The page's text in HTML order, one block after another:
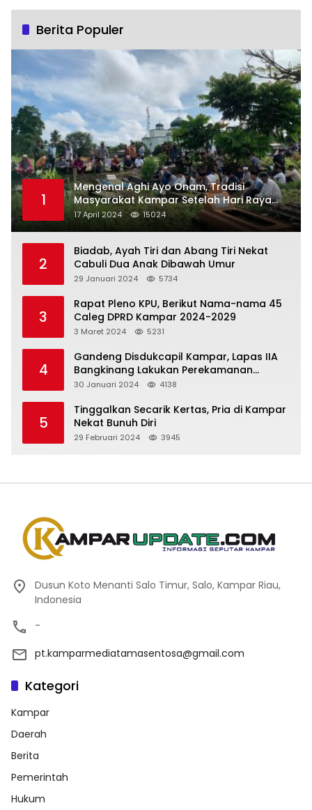
Berita Populer
1
Mengenal Aghi Ayo Onam, Tradisi
Masyarakat Kampar Setelah Hari Raya
Idul Fitri
17 April 2024 15024
2
Biadab, Ayah Tiri dan Abang Tiri Nekat
Cabuli Dua Anak Dibawah Umur
29 Januari 2024 5734
3
Rapat Pleno KPU, Berikut Nama-nama 45
3 Maret 2024 5231
4
Gandeng Disdukcapil Kampar, Lapas IIA
Bangkinang Lakukan Perekamanan
Kependudukan WBP
30 Januari 2024 4138
5
Tinggalkan Secarik Kertas, Pria di Kampar
Nekat Bunuh Diri
29 Februari 2024 3945
Dusun Koto Menanti Salo Timur, Salo, Kampar Riau,
Indonesia
-
pt.kamparmediatamasentosa@gmail.com
Kategori
Kampar
Daerah
Berita
Pemerintah
Hukum